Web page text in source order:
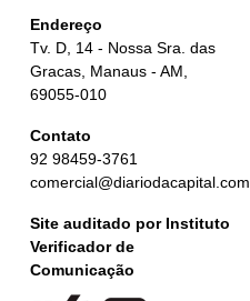
Endereço
Tv. D, 14 - Nossa Sra. das
Gracas, Manaus - AM,
69055-010
Contato
92 98459-3761
comercial@diariodacapital.com
Site auditado por Instituto
Verificador de
Comunicação